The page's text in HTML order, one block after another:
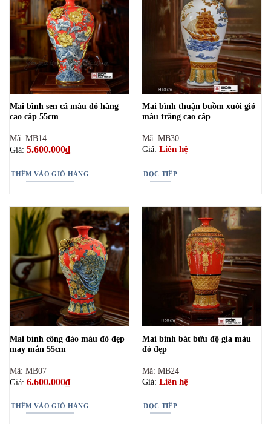
Mai bình sen cá màu đỏ hàng
cao cấp 55cm
Mã: MB14
Giá: 5.600.000₫
THÊM VÀO GIỎ HÀNG
Mai bình thuận buồm xuôi gió
màu trắng cao cấp
Mã: MB30
Giá: Liên hệ
ĐỌC TIẾP
Mai bình công đào màu đỏ đẹp
may mắn 55cm
Mã: MB07
Giá: 6.600.000₫
THÊM VÀO GIỎ HÀNG
Mai bình bát bửu độ gia màu
đỏ đẹp
Mã: MB24
Giá: Liên hệ
ĐỌC TIẾP